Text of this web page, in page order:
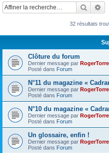
32 résultats
Clôture du forum
Dernier message par
Posté dans Forum
N°11 du magazine «
Dernier message par
Posté dans Forum
N°10 du magazine «
Dernier message par
Posté dans Forum
Un glossaire, enfin !
Dernier message par
Posté dans Forum